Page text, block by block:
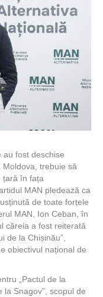
au fost deschise
trebuie să
țară în fața
MAN pledează ca
de toate forțele
MAN, Ion Ceban, în
căreia a fost reiterată
de la Chișinău”,
obiectivul național de
„Pactul de la
la Snagov”, scopul de